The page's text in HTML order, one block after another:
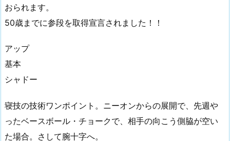
おられます。
50歳までに参段を取得宣言されました！！
アップ
基本
シャドー
寝技の技術ワンポイント。ニーオンからの展開で、先週や
ったベースボール・チョークで、相手の向こう側脇が空い
た場合。さして腕十字へ。